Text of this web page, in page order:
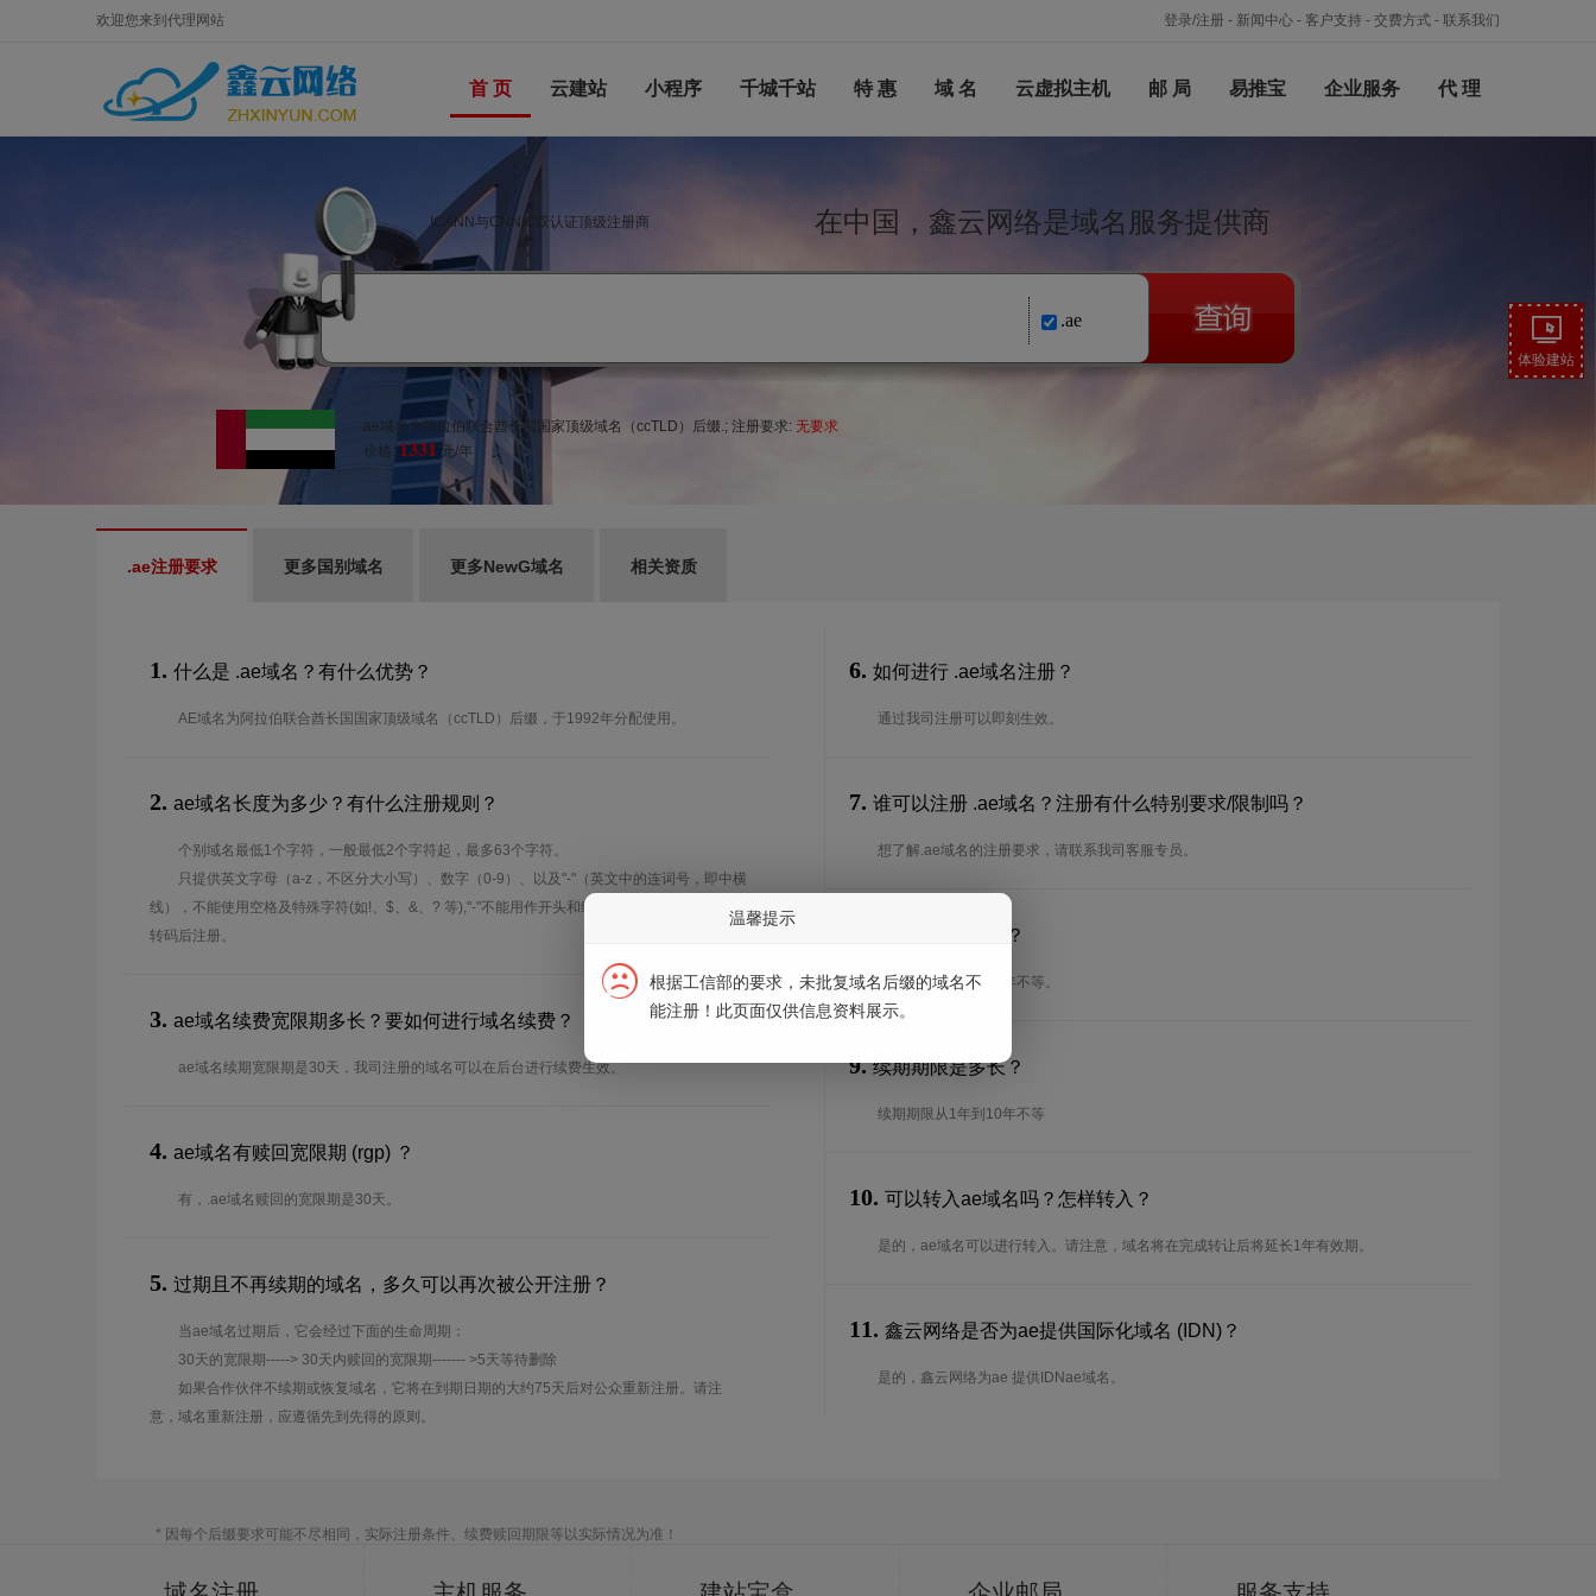
欢迎您来到代理网站 登录/注册 - 新闻中心 - 客户支持 - 交费方式 - 联系我们
首 页 云建站 小程序 千城千站 特 惠 域 名 云虚拟主机 邮 局 易推宝 企业服务 代 理
ICANN与CNNIC双认证顶级注册商 在中国，鑫云网络是域名服务提供商
.ae
ae域名为阿拉伯联合酋长国国家顶级域名（ccTLD）后缀.; 注册要求: 无要求
价格: 1331 元/年
.ae注册要求 更多国别域名 更多NewG域名 相关资质
1. 什么是 .ae域名？有什么优势？
AE域名为阿拉伯联合酋长国国家顶级域名（ccTLD）后缀，于1992年分配使用。
2. ae域名长度为多少？有什么注册规则？
个别域名最低1个字符，一般最低2个字符起，最多63个字符。
只提供英文字母（a-z，不区分大小写）、数字（0-9）、以及"-"（英文中的连词号，即中横
线），不能使用空格及特殊字符(如!、$、&、? 等),"-"不能用作开头和结尾。注*中文域名实际是
转码后注册。
3. ae域名续费宽限期多长？要如何进行域名续费？
ae域名续期宽限期是30天，我司注册的域名可以在后台进行续费生效。
4. ae域名有赎回宽限期 (rgp) ？
有，.ae域名赎回的宽限期是30天。
5. 过期且不再续期的域名，多久可以再次被公开注册？
当ae域名过期后，它会经过下面的生命周期：
30天的宽限期-----> 30天内赎回的宽限期------- >5天等待删除
如果合作伙伴不续期或恢复域名，它将在到期日期的大约75天后对公众重新注册。请注
意，域名重新注册，应遵循先到先得的原则。
6. 如何进行 .ae域名注册？
通过我司注册可以即刻生效。
7. 谁可以注册 .ae域名？注册有什么特别要求/限制吗？
想了解.ae域名的注册要求，请联系我司客服专员。
注册期限是多长？
注册期限从1年到10年不等。
9. 续期期限是多长？
续期期限从1年到10年不等
10. 可以转入ae域名吗？怎样转入？
是的，ae域名可以进行转入。请注意，域名将在完成转让后将延长1年有效期。
11. 鑫云网络是否为ae提供国际化域名 (IDN)？
是的，鑫云网络为ae 提供IDNae域名。
* 因每个后缀要求可能不尽相同，实际注册条件、续费赎回期限等以实际情况为准！
体验建站
温馨提示
根据工信部的要求，未批复域名后缀的域名不
能注册！此页面仅供信息资料展示。